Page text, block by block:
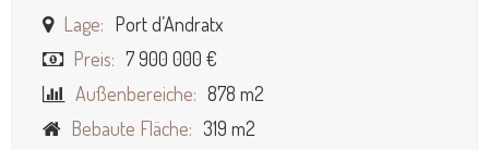
Lage: Port d’Andratx
Preis: 7 900 000 €
Außenbereiche: 878 m2
Bebaute Fläche: 319 m2